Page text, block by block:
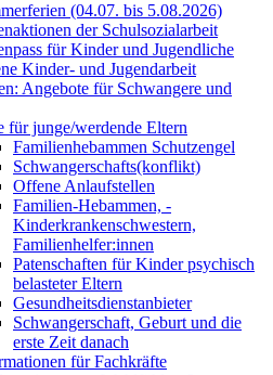
(04.07. bis 5.08.2026)
der Schulsozialarbeit
für Kinder und Jugendliche
Kinder- und Jugendarbeit
Angebote für Schwangere und
für junge/werdende Eltern
Familienhebammen Schutzengel
Schwangerschafts(konflikt)
Offene Anlaufstellen
Familien-Hebammen, -
Kinderkrankenschwestern,
Familienhelfer:innen
Patenschaften für Kinder psychisch
belasteter Eltern
Gesundheitsdienstanbieter
Schwangerschaft, Geburt und die
erste Zeit danach
für Fachkräfte